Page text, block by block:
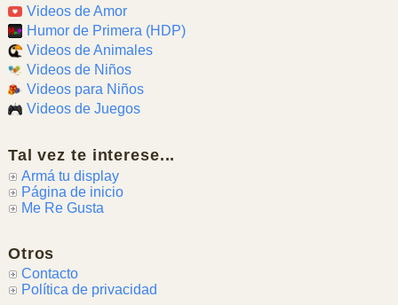
Videos de Amor
Humor de Primera (HDP)
Videos de Animales
Videos de Niños
Videos para Niños
Videos de Juegos
Tal vez te interese...
Armá tu display
Página de inicio
Me Re Gusta
Otros
Contacto
Política de privacidad